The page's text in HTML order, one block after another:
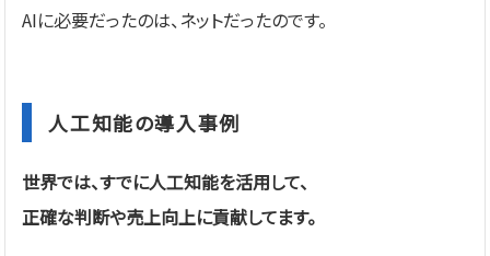
AIに必要だったのは、ネットだったのです。
人工知能の導入事例
世界では、すでに人工知能を活用して、
正確な判断や売上向上に貢献してます。